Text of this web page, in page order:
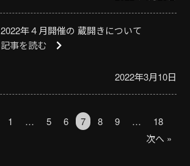
2022年４月開催の 蔵開きについて
記事を読む
2022年3月10日
1 … 5 6 7 8 9 …
18
次へ »